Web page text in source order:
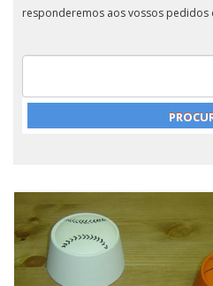
responderemos aos vossos pedidos